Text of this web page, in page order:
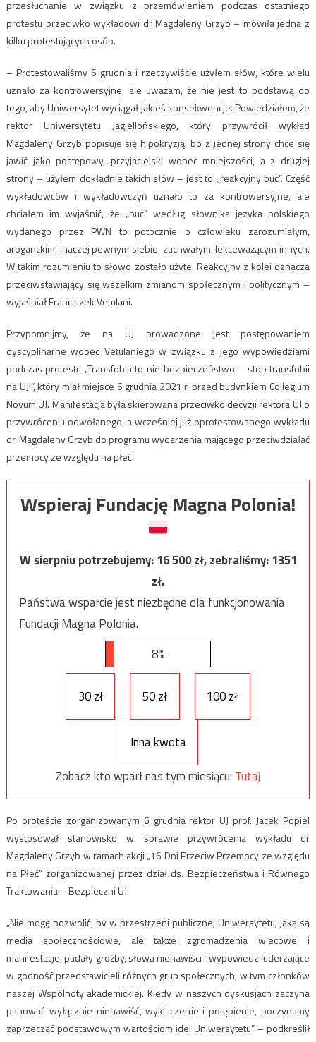
przesłuchanie w związku z przemówieniem podczas ostatniego
protestu przeciwko wykładowi dr Magdaleny Grzyb – mówiła jedna z
kilku protestujących osób.
– Protestowaliśmy 6 grudnia i rzeczywiście użyłem słów, które wielu
uznało za kontrowersyjne, ale uważam, że nie jest to podstawą do
tego, aby Uniwersytet wyciągał jakieś konsekwencje. Powiedziałem, że
rektor Uniwersytetu Jagiellońskiego, który przywrócił wykład
Magdaleny Grzyb popisuje się hipokryzją, bo z jednej strony chce się
jawić jako postępowy, przyjacielski wobec mniejszości, a z drugiej
strony – użyłem dokładnie takich słów – jest to „reakcyjny buc”. Część
wykładowców i wykładowczyń uznało to za kontrowersyjne, ale
chciałem im wyjaśnić, że „buc” według słownika języka polskiego
wydanego przez PWN to potocznie o człowieku zarozumiałym,
aroganckim, inaczej pewnym siebie, zuchwałym, lekceważącym innych.
W takim rozumieniu to słowo zostało użyte. Reakcyjny z kolei oznacza
przeciwstawiający się wszelkim zmianom społecznym i politycznym –
wyjaśniał Franciszek Vetulani.
Przypomnijmy, że na UJ prowadzone jest postępowaniem
dyscyplinarne wobec Vetulaniego w związku z jego wypowiedziami
podczas protestu „Transfobia to nie bezpieczeństwo – stop transfobii
na UJ!”, który miał miejsce 6 grudnia 2021 r. przed budynkiem Collegium
Novum UJ. Manifestacja była skierowana przeciwko decyzji rektora UJ o
przywróceniu odwołanego, a wcześniej już oprotestowanego wykładu
dr. Magdaleny Grzyb do programu wydarzenia mającego przeciwdziałać
przemocy ze względu na płeć.
Wspieraj Fundację Magna Polonia!
W sierpniu potrzebujemy:16 500zł, zebraliśmy:1351
zł.
Państwa wsparcie jest niezbędne dla funkcjonowania
Fundacji Magna Polonia.
8%
30 zł 50 zł 100 zł
Inna kwota
Zobacz kto wparł nas tym miesiącu: Tutaj
Po proteście zorganizowanym 6 grudnia rektor UJ prof. Jacek Popiel
wystosował stanowisko w sprawie przywrócenia wykładu dr
Magdaleny Grzyb w ramach akcji „16 Dni Przeciw Przemocy ze względu
na Płeć” zorganizowanej przez dział ds. Bezpieczeństwa i Równego
Traktowania – Bezpieczni UJ.
„Nie mogę pozwolić, by w przestrzeni publicznej Uniwersytetu, jaką są
media społecznościowe, ale także zgromadzenia wiecowe i
manifestacje, padały groźby, słowa nienawiści i wypowiedzi uderzające
w godność przedstawicieli różnych grup społecznych, w tym członków
naszej Wspólnoty akademickiej. Kiedy w naszych dyskusjach zaczyna
panować wyłącznie nienawiść, wykluczenie i potępienie, poczynamy
zaprzeczać podstawowym wartościom idei Uniwersytetu” – podkreślił